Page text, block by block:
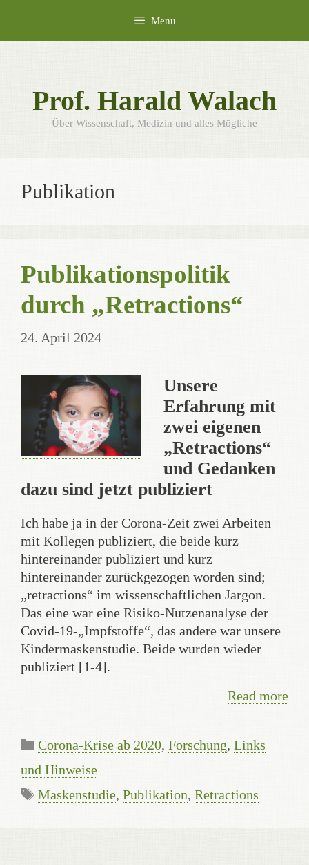
content
Menu
Prof. Harald Walach
Über Wissenschaft, Medizin und alles Mögliche
Publikation
Publikationspolitik
durch „Retractions“
24. April 2024
Unsere
Erfahrung mit
zwei eigenen
„Retractions“
und Gedanken
dazu sind jetzt publiziert
Ich habe ja in der Corona-Zeit zwei Arbeiten
mit Kollegen publiziert, die beide kurz
hintereinander publiziert und kurz
hintereinander zurückgezogen worden sind;
„retractions“ im wissenschaftlichen Jargon.
Das eine war eine Risiko-Nutzenanalyse der
Covid-19-„Impfstoffe“, das andere war unsere
Kindermaskenstudie. Beide wurden wieder
publiziert [1-4].
Read more
Categories
Corona-Krise ab 2020, Forschung, Links
und Hinweise
Tags
Maskenstudie, Publikation, Retractions